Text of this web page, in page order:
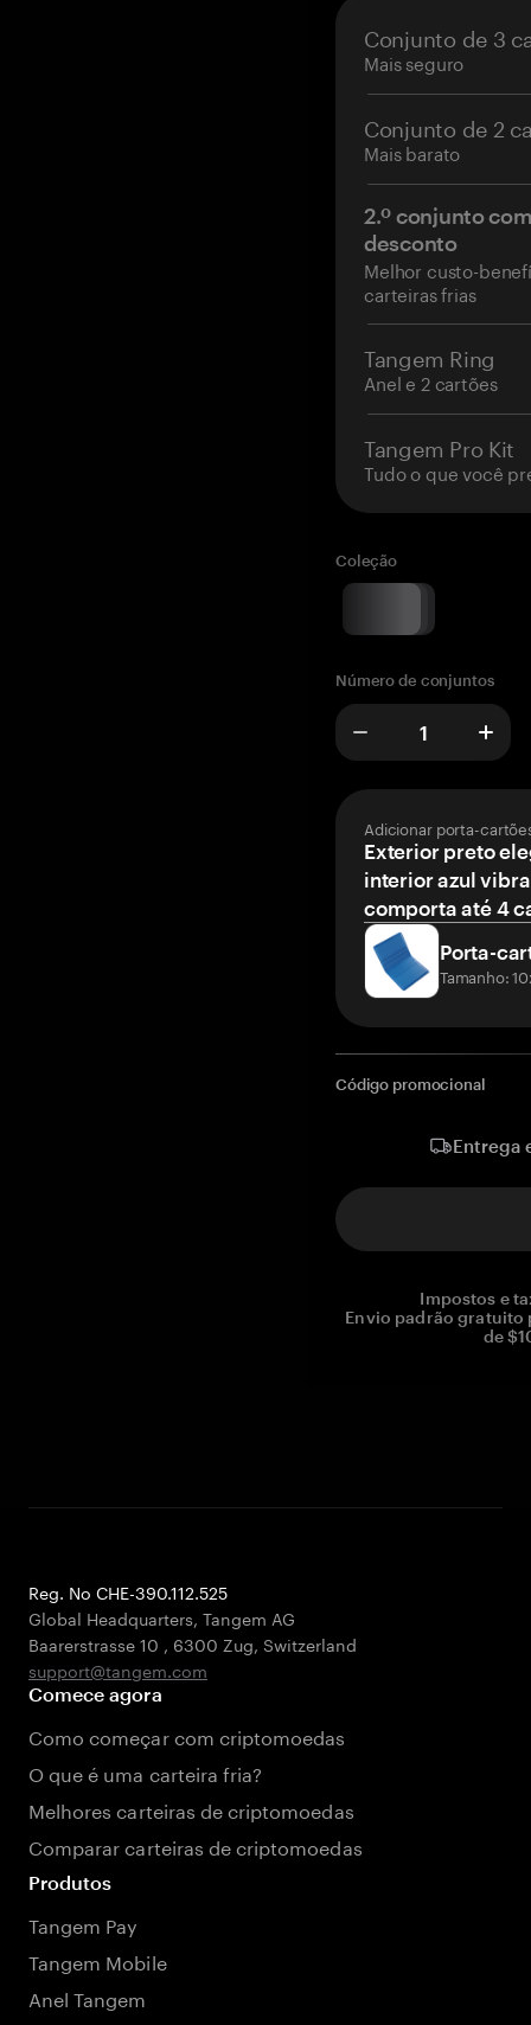
Conjunto de 3
Mais seguro
Conjunto de 2
Mais barato
2.º conjunto
desconto
Melhor custo-
carteiras frias
Tangem Ring
Anel e 2 cartões
Tangem Pro Kit
Tudo o que você
Coleção
Número de conjuntos
Adicionar porta-
Exterior preto
interior azul
comporta até 4
Porta-
Tamanho:
Código promocional
Entrega
Impostos e
Envio padrão gratuito
de
Reg. No CHE-390.112.525
Global Headquarters, Tangem AG
Baarerstrasse 10 , 6300 Zug, Switzerland
support@tangem.com
Comece agora
Como começar com criptomoedas
O que é uma carteira fria?
Melhores carteiras de criptomoedas
Comparar carteiras de criptomoedas
Produtos
Tangem Pay
Tangem Mobile
Anel Tangem